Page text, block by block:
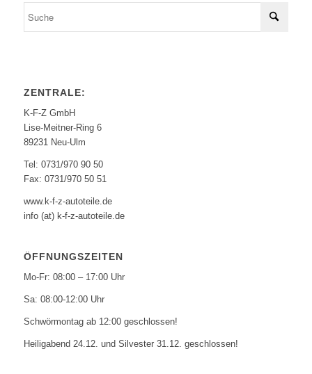
ZENTRALE:
K-F-Z GmbH
Lise-Meitner-Ring 6
89231 Neu-Ulm
Tel: 0731/970 90 50
Fax: 0731/970 50 51
www.k-f-z-autoteile.de
info (at) k-f-z-autoteile.de
ÖFFNUNGSZEITEN
Mo-Fr: 08:00 – 17:00 Uhr
Sa: 08:00-12:00 Uhr
Schwörmontag ab 12:00 geschlossen!
Heiligabend 24.12. und Silvester 31.12. geschlossen!